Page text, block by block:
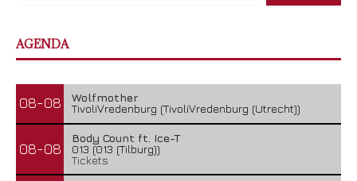
AGENDA
08-08
Wolfmother
TivoliVredenburg (TivoliVredenburg (Utrecht))
08-08
Body Count ft. Ice-T
013 (013 (Tilburg))
Tickets